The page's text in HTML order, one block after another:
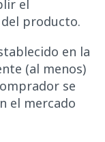
el
producto.
en la
(al menos)
se
el mercado